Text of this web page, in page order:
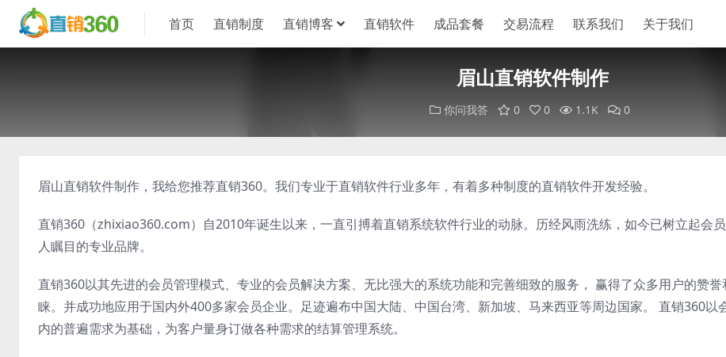
首页 直销制度 直销博客 直销软件 成品套餐 交易流程 联系我们 关于我们
眉山直销软件制作
你问我答 0 0 1.1K 0
眉山直销软件制作，我给您推荐直销360。我们专业于直销软件行业多年，有着多种制度的直销软件开发经验。
直销360（zhixiao360.com）自2010年诞生以来，一直引搏着直销系统软件行业的动脉。历经风雨洗练，如今已树立起会
人瞩目的专业品牌。
直销360以其先进的会员管理模式、专业的会员解决方案、无比强大的系统功能和完善细致的服务， 赢得了众多用户的赞誉
睐。并成功地应用于国内外400多家会员企业。足迹遍布中国大陆、中国台湾、新加坡、马来西亚等周边国家。 直销360以
内的普遍需求为基础，为客户量身订做各种需求的结算管理系统。